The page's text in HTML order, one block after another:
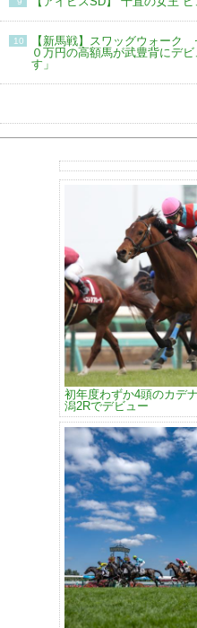
10
【新馬戦】スワッグウォーク
０万円の高額馬が武豊背にデ
す」
初年度わずか4頭のカデ
潟2Rでデビュー